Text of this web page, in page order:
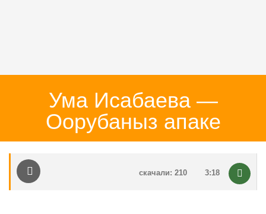
Ума Исабаева —
Оорубаныз апаке
3:18
скачали: 210